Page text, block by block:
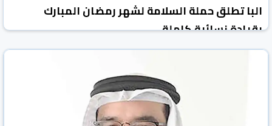
البا تطلق حملة السلامة لشهر رمضان المبارك
بقيادة نسائية كاملة
الوطن نيوز البحرين 25 شباط/فبراير 2026